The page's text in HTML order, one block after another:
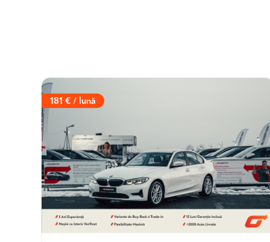
181 € / lună